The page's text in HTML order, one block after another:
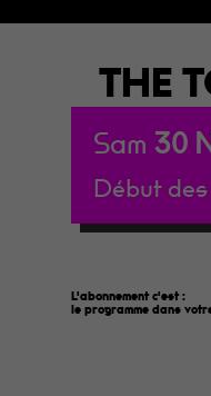
THE
Sam 30
Début
L'abonnement c'est :
le programme dans